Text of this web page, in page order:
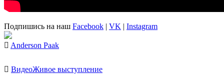
Подпишись на наш Facebook | VK | Instagram
Anderson Paak
ВидеоЖивое выступление